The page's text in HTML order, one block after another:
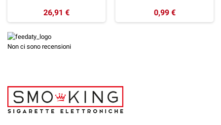
26,91 € 0,99 €
Non ci sono recensioni